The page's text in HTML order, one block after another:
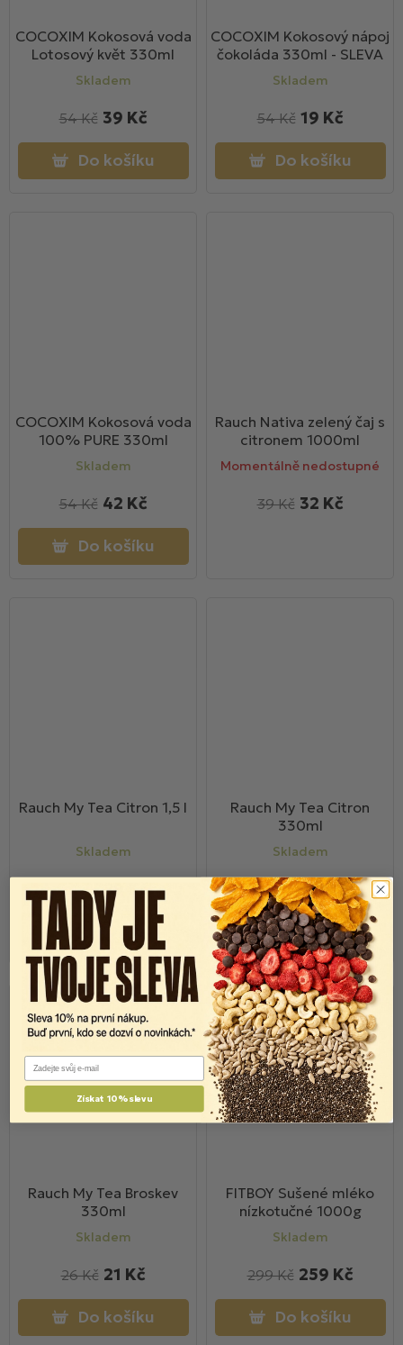
COCOXIM Kokosová voda
Lotosový květ 330ml
Skladem
39 Kč
54 Kč
Do košíku
COCOXIM Kokosový nápoj
čokoláda 330ml - SLEVA
Skladem
19 Kč
54 Kč
Do košíku
COCOXIM Kokosová voda
100% PURE 330ml
Skladem
42 Kč
54 Kč
Do košíku
Rauch Nativa zelený čaj s
citronem 1000ml
Momentálně nedostupné
32 Kč
39 Kč
Rauch My Tea Citron 1,5 l
Skladem
29 Kč
44 Kč
Do košíku
Rauch My Tea Citron
330ml
Skladem
22 Kč
26 Kč
Do košíku
Rauch My Tea Broskev
330ml
Skladem
21 Kč
26 Kč
Do košíku
FITBOY Sušené mléko
nízkotučné 1000g
Skladem
259 Kč
299 Kč
Do košíku
Email
Získat 10% slevu